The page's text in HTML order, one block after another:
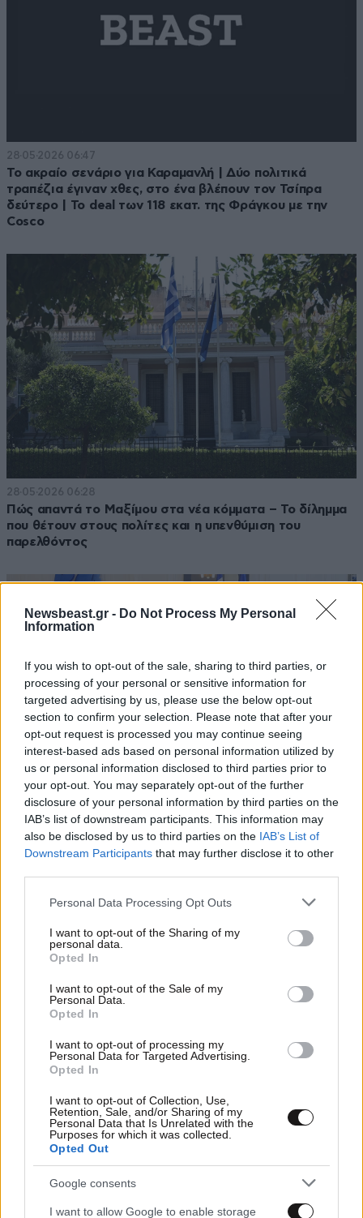
Newsbeast.gr - Do Not Process My Personal
Information
If you wish to opt-out of the sale, sharing to third parties, or
processing of your personal or sensitive information for
targeted advertising by us, please use the below opt-out
section to confirm your selection. Please note that after your
opt-out request is processed you may continue seeing
interest-based ads based on personal information utilized by
us or personal information disclosed to third parties prior to
your opt-out. You may separately opt-out of the further
disclosure of your personal information by third parties on the
IAB’s list of downstream participants. This information may
also be disclosed by us to third parties on the IAB’s List of
Downstream Participants that may further disclose it to other
Please note that this website/app uses one or more Google
not limited to your visit or usage behaviour. You may click to
grant or deny consent to Google and its third-party tags to
use your data for below specified purposes in below Google
consent section.
Personal Data Processing Opt Outs
I want to opt-out of the Sharing of my
personal data.
Opted In
I want to opt-out of the Sale of my
Personal Data.
Opted In
I want to opt-out of processing my
Personal Data for Targeted Advertising.
Opted In
I want to opt-out of Collection, Use,
Retention, Sale, and/or Sharing of my
Personal Data that Is Unrelated with the
Purposes for which it was collected.
Opted Out
Google consents
I want to allow Google to enable storage
28·05·2026 06:47
Το ακραίο σενάριο για Καραμανλή | Δύο πολιτικά
τραπέζια έγιναν χθες, στο ένα βλέπουν τον Τσίπρα
δεύτερο | Το deal των 118 εκατ. της Φράγκου με την
Cosco
28·05·2026 06:28
Πώς απαντά το Μαξίμου στα νέα κόμματα – Το δίλημμα
που θέτουν στους πολίτες και η υπενθύμιση του
παρελθόντος
27·05·2026 06:19
Η κυβερνητική απάντηση στην πολιτική Βαβέλ – Επίθεση
κατά Τσίπρα με το «καλημέρα» του ΕΛ.Α.Σ
26·05·2026 06:47
Πώς γνωρίστηκαν Καρυστιανού – Αυγερινός | Γιατί
ψήφισε παρών το ΠΑΣΟΚ στον διορισμό Στουρνάρα | Τι
απέγινε η Αγνό;